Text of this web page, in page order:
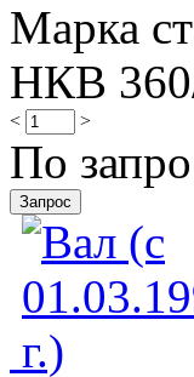
Марка
НКВ
< >
По